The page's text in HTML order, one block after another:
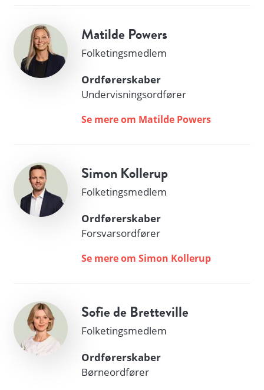
Matilde Powers
Folketingsmedlem
Ordførerskaber
Undervisningsordfører
Se mere om Matilde Powers
Simon Kollerup
Folketingsmedlem
Ordførerskaber
Forsvarsordfører
Se mere om Simon Kollerup
Sofie de Bretteville
Folketingsmedlem
Ordførerskaber
Børneordfører